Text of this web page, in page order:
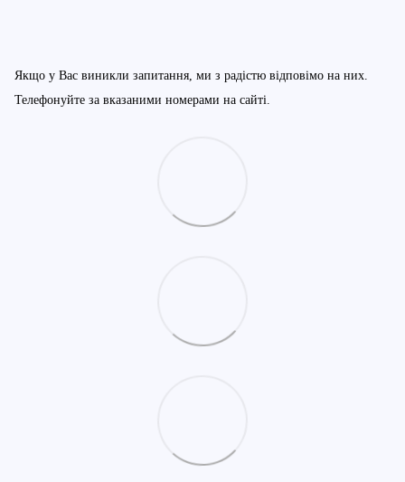
Якщо у Вас виникли запитання, ми з радістю відповімо на них.
Телефонуйте за вказаними номерами на сайті.